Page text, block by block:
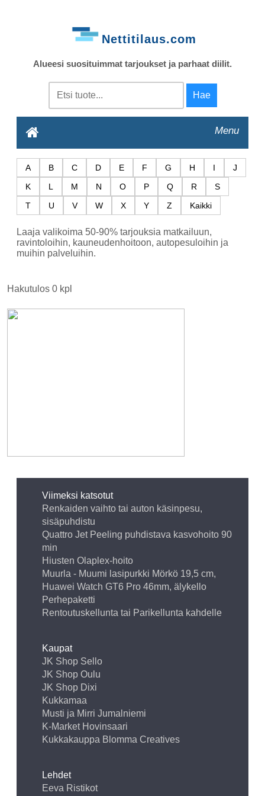
Nettitilaus.com
Alueesi suosituimmat tarjoukset ja parhaat diilit.
Menu
A B C D E F G H I
J
K
L M N O P Q R
S
T
U V W X Y Z Kaikki
Laaja valikoima 50-90% tarjouksia matkailuun,
ravintoloihin, kauneudenhoitoon, autopesuloihin ja
muihin palveluihin.
Hakutulos 0 kpl
Viimeksi katsotut
Renkaiden vaihto tai auton käsinpesu,
sisäpuhdistu
Quattro Jet Peeling puhdistava kasvohoito 90
min
Hiusten Olaplex-hoito
Muurla - Muumi lasipurkki Mörkö 19,5 cm,
Huawei Watch GT6 Pro 46mm, älykello
Perhepaketti
Rentoutuskellunta tai Parikellunta kahdelle
Kaupat
JK Shop Sello
JK Shop Oulu
JK Shop Dixi
Kukkamaa
Musti ja Mirri Jumalniemi
K-Market Hovinsaari
Kukkakauppa Blomma Creatives
Lehdet
Eeva Ristikot